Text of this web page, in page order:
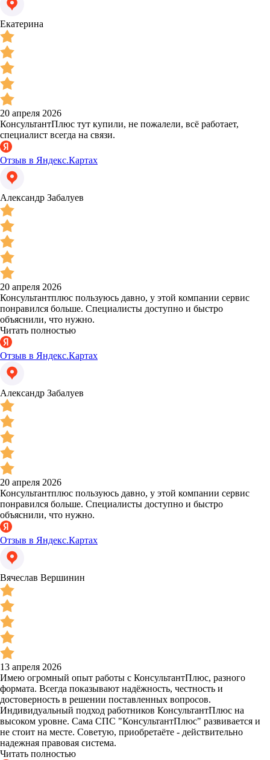
Екатерина
20 апреля 2026
КонсультантПлюс тут купили, не пожалели, всё работает,
специалист всегда на связи.
Отзыв в Яндекс.Картах
Александр Забалуев
20 апреля 2026
Консультантплюс пользуюсь давно, у этой компании сервис
понравился больше. Специалисты доступно и быстро
объяснили, что нужно.
Читать полностью
Отзыв в Яндекс.Картах
Александр Забалуев
20 апреля 2026
Консультантплюс пользуюсь давно, у этой компании сервис
понравился больше. Специалисты доступно и быстро
объяснили, что нужно.
Отзыв в Яндекс.Картах
Вячеслав Вершинин
13 апреля 2026
Имею огромный опыт работы с КонсультантПлюс, разного
формата. Всегда показывают надёжность, честность и
достоверность в решении поставленных вопросов.
Индивидуальный подход работников КонсультантПлюс на
высоком уровне. Сама СПС "КонсультантПлюс" развивается и
не стоит на месте. Советую, приобретаёте - действительно
надежная правовая система.
Читать полностью